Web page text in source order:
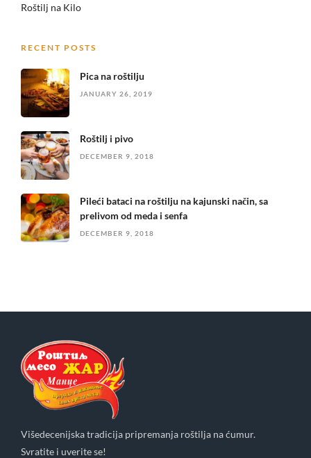
Roštilj na Kilo
RECENT POSTS
Pica na roštilju
JANUARY 26, 2019
Roštilj i pivo
DECEMBER 9, 2018
Pileći bataci na roštilju na kajunski način, sa
prelivom od meda i senfa
DECEMBER 9, 2018
Višedecenijska tradicija pripremanja roštilja na ćumur.
Svratite i uverite se!